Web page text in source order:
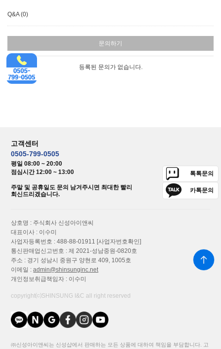
Q&A (0)
문의하기
등록된 문의가 없습니다.
고객센터
0505-799-0505
평일 08:00 ~ 20:00
점심시간 12:00 ~ 13:00
주말 및 공휴일도 문의 남겨주시면 최대한 빨리
회신드리겠습니다.
톡톡문의
카톡문의
상호명 : 주식회사 신성아이앤씨
대표이사 : 이수미
사업자등록번호 : 488-88-01911 [사업자번호확인]
통신판매업신고번호 : 제 2021-성남중원-0820호
주소 : 경기 성남시 중원구 양현로 409, 1005호
이메일 :admin@shinsunginc.net
개인정보취급책임자 : 이수미
copyright⒞SHINSUNG I&C all right reserved
㈜신성아이앤씨는 신성샵에서 판매하는 모든 상품에 대하여 책임을 부담합니다. 고